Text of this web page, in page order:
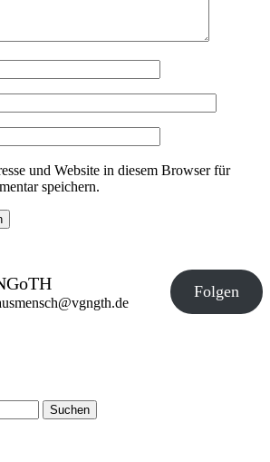
und Website in diesem Browser für
speichern.
Folgen